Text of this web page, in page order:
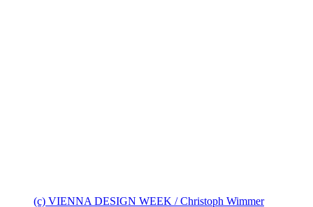
(c) VIENNA DESIGN WEEK / Christoph Wimmer